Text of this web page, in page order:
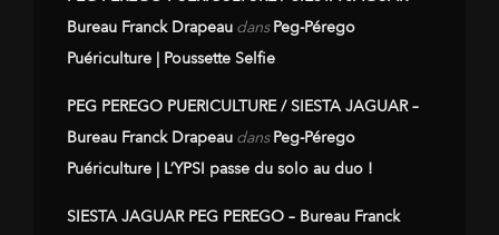
Bureau Franck Drapeau dansPeg-Pérego
Puériculture | Poussette Selfie
PEG PEREGO PUERICULTURE / SIESTA JAGUAR –
Bureau Franck Drapeau dansPeg-Pérego
Puériculture | L’YPSI passe du solo au duo !
SIESTA JAGUAR PEG PEREGO – Bureau Franck